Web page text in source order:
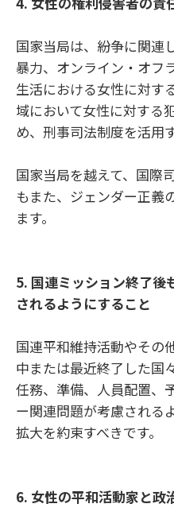
国家当局は、紛争に関連
暴力、オンライン・オフ
生活における女性に対す
域において女性に対する
め、刑事司法制度を活用
国家当局を越えて、国際
もまた、ジェンダー正義
ます。
5. 国連ミッション終了後
されるようにすること
国連平和維持活動やその
中または最近終了した国
任務、準備、人員配置、
ー関連問題が考慮される
拡大を約束すべきです。
6. 女性の平和活動家と政